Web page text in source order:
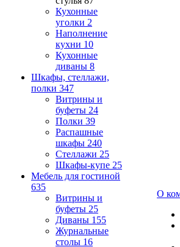
Кухонные
уголки 2
Наполнение
кухни 10
Кухонные
диваны 8
Шкафы, стеллажи,
полки 347
Витрины и
буфеты 24
Полки 39
Распашные
шкафы 240
Стеллажи 25
Шкафы-купе 25
Мебель для гостиной
635
Витрины и
буфеты 25
Диваны 155
Журнальные
столы 16
О